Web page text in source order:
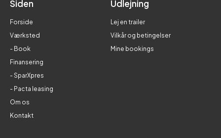
Siden
Forside
Værksted
- Book
Finansering
- SparXpres
- Pacta leasing
Om os
Kontakt
Udlejning
Lej en trailer
Vilkår og betingelser
Mine bookings